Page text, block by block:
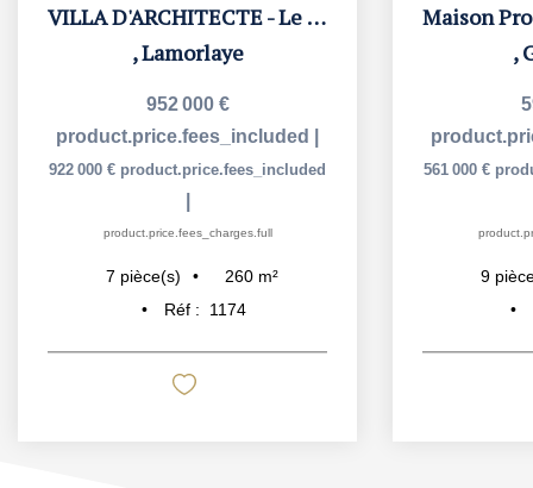
VILLA D'ARCHITECTE - Le Lys
,Lamorlaye
952 000 €
product.price.fees_included
922 000 € product.price.fees_included
product.price.fees_charges.full
7 pièce(s) 260 m²
Réf :
1174
,
561 000 €
9